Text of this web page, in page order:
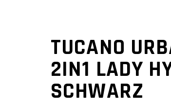
TUCANO
2IN1 LADY
SCHWARZ